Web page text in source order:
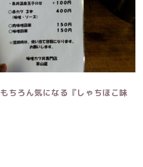
もちろん気になる『しゃちほこ味